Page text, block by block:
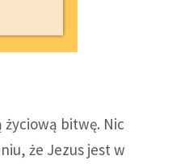
życiową bitwę. Nic
że Jezus jest w